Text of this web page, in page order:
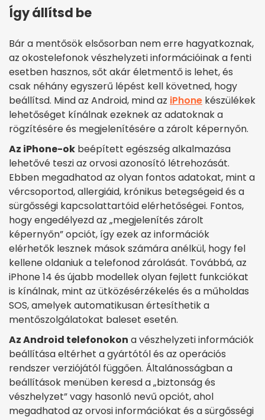
Így állítsd be
Bár a mentősök elsősorban nem erre hagyatkoznak,
az okostelefonok vészhelyzeti információinak a fenti
esetben hasznos, sőt akár életmentő is lehet, és
csak néhány egyszerű lépést kell követned, hogy
beállítsd. Mind az Android, mind az iPhone készülékek
lehetőséget kínálnak ezeknek az adatoknak a
rögzítésére és megjelenítésére a zárolt képernyőn.
Az iPhone-ok beépített egészség alkalmazása
lehetővé teszi az orvosi azonosító létrehozását.
Ebben megadhatod az olyan fontos adatokat, mint a
vércsoportod, allergiáid, krónikus betegségeid és a
sürgősségi kapcsolattartóid elérhetőségei. Fontos,
hogy engedélyezd az „megjelenítés zárolt
képernyőn” opciót, így ezek az információk
elérhetők lesznek mások számára anélkül, hogy fel
kellene oldaniuk a telefonod zárolását. Továbbá, az
iPhone 14 és újabb modellek olyan fejlett funkciókat
is kínálnak, mint az ütközésérzékelés és a műholdas
SOS, amelyek automatikusan értesíthetik a
mentőszolgálatokat baleset esetén.
Az Android telefonokon a vészhelyzeti információk
beállítása eltérhet a gyártótól és az operációs
rendszer verziójától függően. Általánosságban a
beállítások menüben keresd a „biztonság és
vészhelyzet” vagy hasonló nevű opciót, ahol
megadhatod az orvosi információkat és a sürgősségi